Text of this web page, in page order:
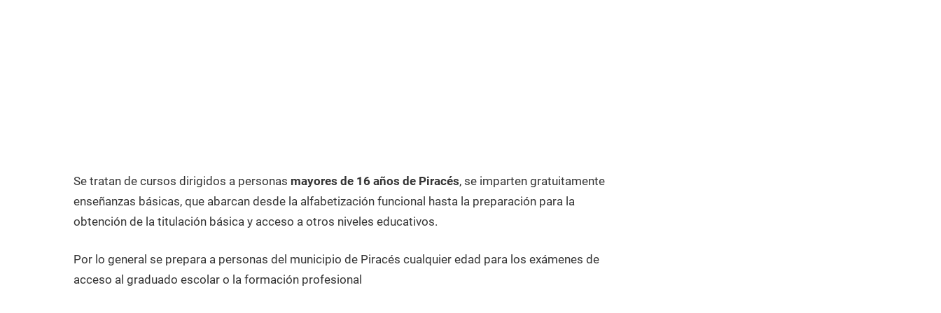
Se tratan de cursos dirigidos a personas mayores de 16 años de Piracés, se imparten gratuitamente
enseñanzas básicas, que abarcan desde la alfabetización funcional hasta la preparación para la
obtención de la titulación básica y acceso a otros niveles educativos.
Por lo general se prepara a personas del municipio de Piracés cualquier edad para los exámenes de
acceso al graduado escolar o la formación profesional